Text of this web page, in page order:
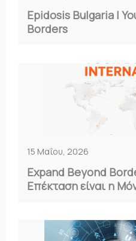
Epidosis Bulgaria |
Borders
15 Μαΐου, 2026
Expand Beyond
Επέκταση είναι η